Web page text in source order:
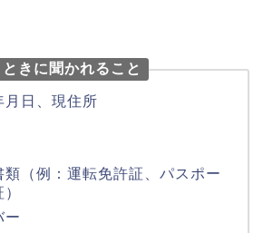
きに聞かれること
月日、現住所
類（例：運転免許証、パスポー
ー